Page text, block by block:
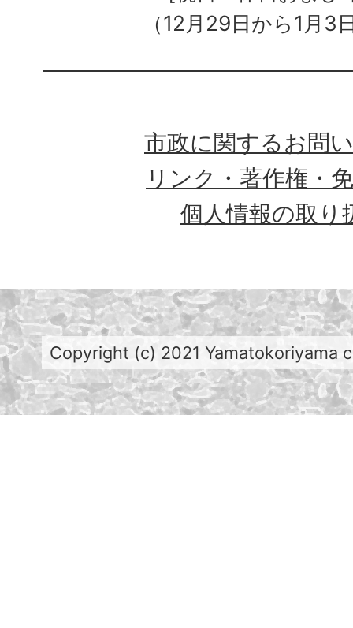
（12月29日から1月3
市政に関するお問
リンク・著作権・
個人情報の取り
Copyright (c) 2021 Yamatokoriyama